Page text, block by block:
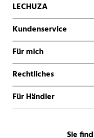
LECHUZA
Kundenservice
Für mich
Rechtliches
Für Händler
Sie